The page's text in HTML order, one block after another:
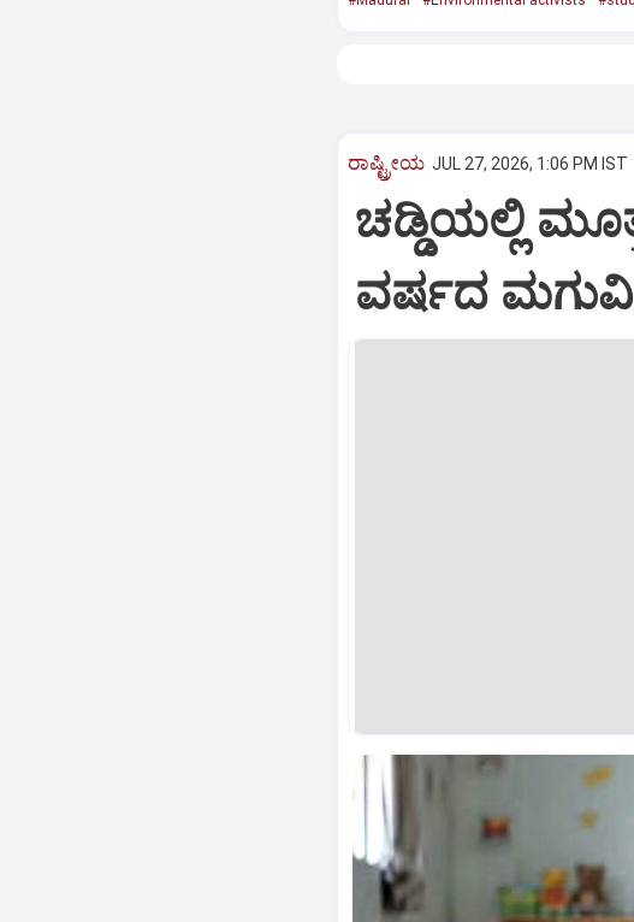
ರಾಷ್ಟ್ರೀಯ JUL 27, 2026, 1:06 PM IST
ಚಡ್ಡಿಯಲ್ಲಿ
ವರ್ಷದ